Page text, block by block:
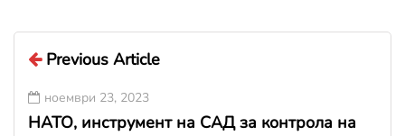
Previous Article
ноември 23, 2023
НАТО, инструмент на САД за контрола на